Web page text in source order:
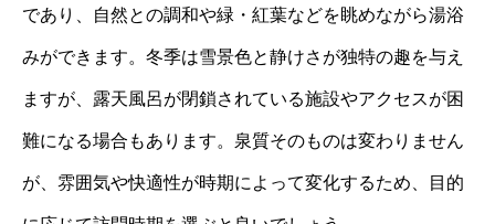
であり、自然との調和や緑・紅葉などを眺めながら湯浴
みができます。冬季は雪景色と静けさが独特の趣を与え
ますが、露天風呂が閉鎖されている施設やアクセスが困
難になる場合もあります。泉質そのものは変わりません
が、雰囲気や快適性が時期によって変化するため、目的